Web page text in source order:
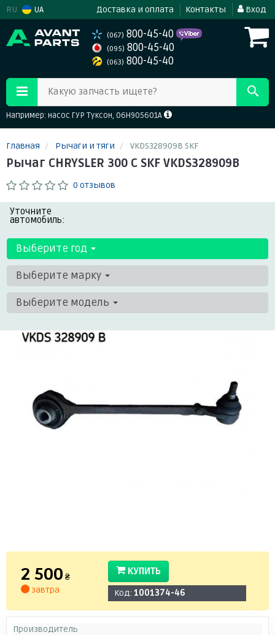
RU UA Доставка и оплата Контакты Вход
(067) 800-45-40
(095) 800-45-40
(063) 800-45-40
Какую запчасть ищете?
Например: насос ГУР Туксон, 06H905601A
Главная Рычаги и тяги VKDS328909B SKF
Рычаг CHRYSLER 300 C SKF VKDS328909B
0 отзывов
Уточните
автомобиль:
Выберите год
Выберите марку
Выберите модель
2 500 ₴
завтра
КУПИТЬ
Код: 1001374-46
Производитель